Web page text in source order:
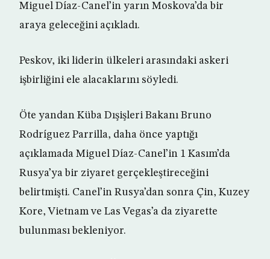
Miguel Díaz-Canel’in yarın Moskova’da bir
araya geleceğini açıkladı.
Peskov, iki liderin ülkeleri arasındaki askeri
işbirliğini ele alacaklarını söyledi.
Öte yandan Küba Dışişleri Bakanı Bruno
Rodríguez Parrilla, daha önce yaptığı
açıklamada Miguel Díaz-Canel’in 1 Kasım’da
Rusya’ya bir ziyaret gerçekleştireceğini
belirtmişti. Canel’in Rusya’dan sonra Çin, Kuzey
Kore, Vietnam ve Las Vegas’a da ziyarette
bulunması bekleniyor.